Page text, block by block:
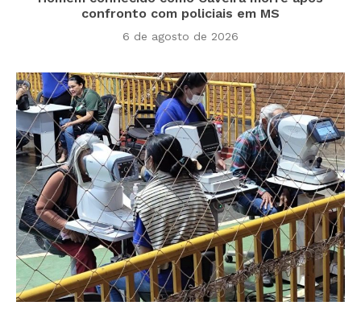
confronto com policiais em MS
6 de agosto de 2026